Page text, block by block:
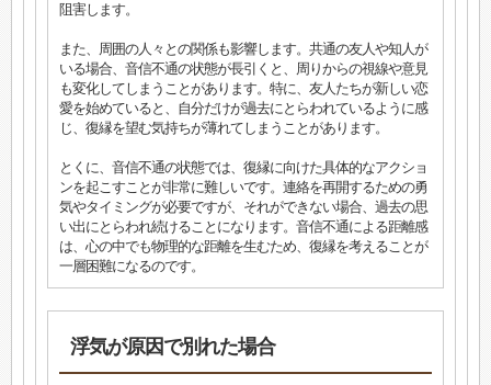
阻害します。
また、周囲の人々との関係も影響します。共通の友人や知人が
いる場合、音信不通の状態が長引くと、周りからの視線や意見
も変化してしまうことがあります。特に、友人たちが新しい恋
愛を始めていると、自分だけが過去にとらわれているように感
じ、復縁を望む気持ちが薄れてしまうことがあります。
とくに、音信不通の状態では、復縁に向けた具体的なアクショ
ンを起こすことが非常に難しいです。連絡を再開するための勇
気やタイミングが必要ですが、それができない場合、過去の思
い出にとらわれ続けることになります。音信不通による距離感
は、心の中でも物理的な距離を生むため、復縁を考えることが
一層困難になるのです。
浮気が原因で別れた場合